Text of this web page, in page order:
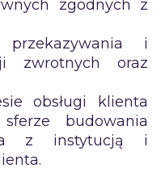
zgodnych z
i
zwrotnych oraz
obsługi klienta
budowania
z instytucją i